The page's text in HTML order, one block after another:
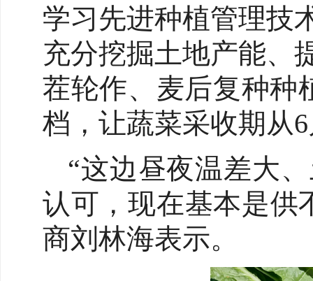
学习先进种植管理技
充分挖掘土地产能、
茬轮作、麦后复种种
档，让蔬菜采收期从
“这边昼夜温差大
认可，现在基本是供
商刘林海表示。